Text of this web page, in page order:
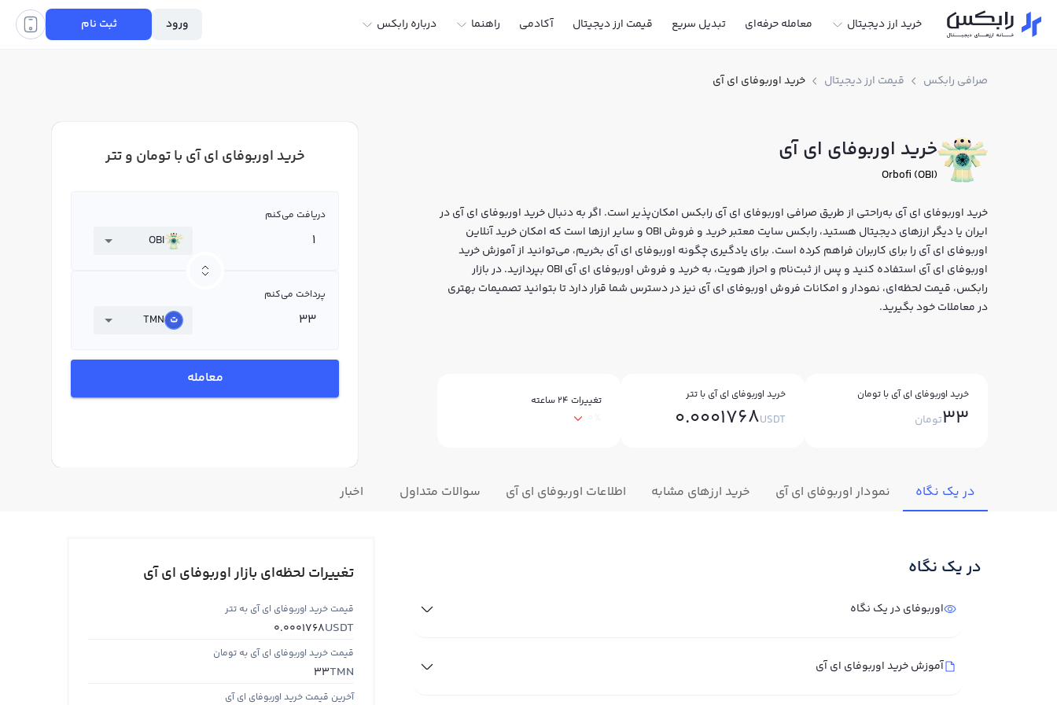
خرید ارز دیجیتال معامله حرفه‌ای تبدیل سریع قیمت ارز دیجیتال آکادمی راهنما درباره رابکس ورود ثبت نام
صرافی رابکس قیمت ارز دیجیتال خرید اوربوفای ای آی
خرید اوربوفای ای آی
Orbofi (OBI)
خرید اوربوفای ای آی به‌راحتی از طریق صرافی اوربوفای ای آی رابکس امکان‌پذیر است. اگر به دنبال خرید اوربوفای ای آی در
ایران یا دیگر ارزهای دیجیتال هستید، رابکس سایت معتبر خرید و فروش OBI و سایر ارزها است که امکان خرید آنلاین
اوربوفای ای آی را برای کاربران فراهم کرده است. برای یادگیری چگونه اوربوفای ای آی بخریم، می‌توانید از آموزش خرید
اوربوفای ای آی استفاده کنید و پس از ثبت‌نام و احراز هویت، به خرید و فروش اوربوفای ای آی OBI بپردازید. در بازار
رابکس، قیمت لحظه‌ای، نمودار و امکانات فروش اوربوفای ای آی نیز در دسترس شما قرار دارد تا بتوانید تصمیمات بهتری
در معاملات خود بگیرید.
خرید اوربوفای ای آی با تومان
33تومان
خرید اوربوفای ای آی با تتر
0.0001768USDT
تغییرات ۲۴ ساعته
خرید اوربوفای ای آی با تومان و تتر
دریافت می‌کنم
OBI
پرداخت می‌کنم
TMN
معامله
در یک نگاه نمودار اوربوفای ای آی خرید ارزهای مشابه اطلاعات اوربوفای ای آی سوالات متداول اخبار
در یک نگاه
اوربوفای در یک نگاه
آموزش خرید اوربوفای ای آی
تغییرات لحظه‌ای بازار اوربوفای ای آی
قیمت خرید اوربوفای ای آی به تتر
USDT
0.0001768
قیمت خرید اوربوفای ای آی به تومان
TMN
33
آخرین قیمت خرید اوربوفای ای آی